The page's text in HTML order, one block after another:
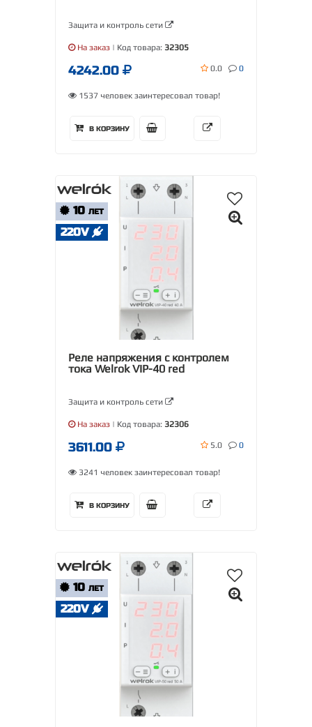
Защита и контроль сети
На заказ | Код товара: 32305
4242.00 0.0 0
1537 человек заинтересовал товар!
В КОРЗИНУ
10 ЛЕТ
220V
Реле напряжения с контролем
тока Welrok VIP-40 red
Защита и контроль сети
На заказ | Код товара: 32306
3611.00 5.0 0
3241 человек заинтересовал товар!
В КОРЗИНУ
10 ЛЕТ
220V